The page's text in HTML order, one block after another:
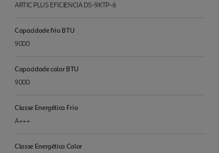
ARTIC PLUS EFICIENCIA DS-9KTP-6
Capacidade frio BTU
9000
Capacidade calor BTU
9000
Classe Energética Frio
A+++
Classe Energética Calor